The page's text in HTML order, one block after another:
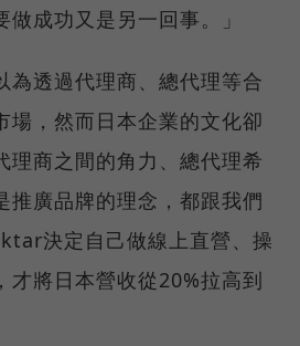
成功又是另一回事。」
為透過代理商、總代理等合
場，然而日本企業的文化卻
理商之間的角力、總代理希
推廣品牌的理念，都跟我們
決定自己做線上直營、操
才將日本營收從20%拉高到